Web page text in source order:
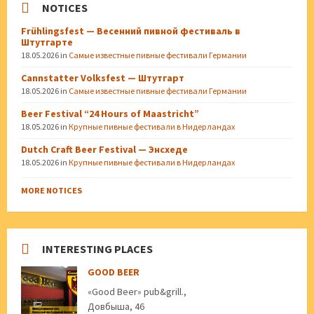
NOTICES
Frühlingsfest — Весенний пивной фестиваль в
Штутгарте
18.05.2026 in Самые известные пивные фестивали Германии
Cannstatter Volksfest — Штутгарт
18.05.2026 in Самые известные пивные фестивали Германии
Beer Festival “24 Hours of Maastricht”
18.05.2026 in Крупные пивные фестивали в Нидерландах
Dutch Craft Beer Festival — Энсхеде
18.05.2026 in Крупные пивные фестивали в Нидерландах
MORE NOTICES
INTERESTING PLACES
GOOD BEER
«Good Beer» pub&grill.,
Довбыша, 46